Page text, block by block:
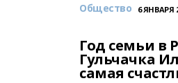
Общество 6 ЯНВАРЯ
Год семьи в
Гульчачка
самая